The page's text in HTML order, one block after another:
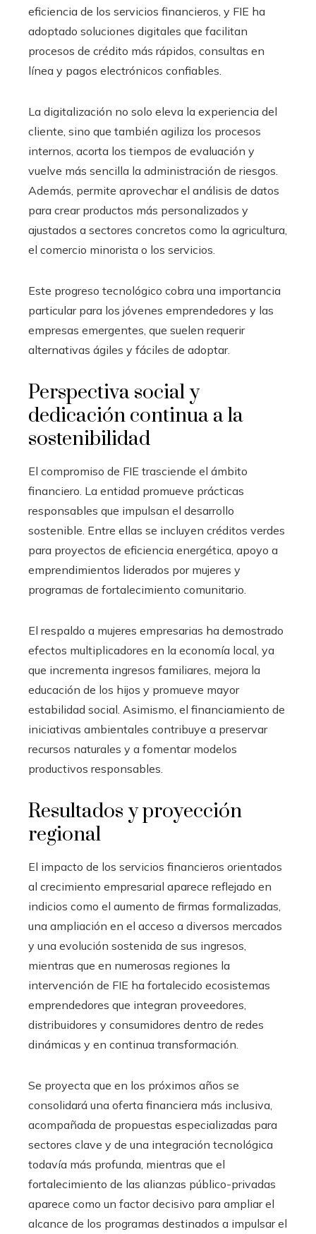
eficiencia de los servicios financieros, y FIE ha
adoptado soluciones digitales que facilitan
procesos de crédito más rápidos, consultas en
línea y pagos electrónicos confiables.
La digitalización no solo eleva la experiencia del
cliente, sino que también agiliza los procesos
internos, acorta los tiempos de evaluación y
vuelve más sencilla la administración de riesgos.
Además, permite aprovechar el análisis de datos
para crear productos más personalizados y
ajustados a sectores concretos como la agricultura,
el comercio minorista o los servicios.
Este progreso tecnológico cobra una importancia
particular para los jóvenes emprendedores y las
empresas emergentes, que suelen requerir
alternativas ágiles y fáciles de adoptar.
Perspectiva social y
dedicación continua a la
sostenibilidad
El compromiso de FIE trasciende el ámbito
financiero. La entidad promueve prácticas
responsables que impulsan el desarrollo
sostenible. Entre ellas se incluyen créditos verdes
para proyectos de eficiencia energética, apoyo a
emprendimientos liderados por mujeres y
programas de fortalecimiento comunitario.
El respaldo a mujeres empresarias ha demostrado
efectos multiplicadores en la economía local, ya
que incrementa ingresos familiares, mejora la
educación de los hijos y promueve mayor
estabilidad social. Asimismo, el financiamiento de
iniciativas ambientales contribuye a preservar
recursos naturales y a fomentar modelos
productivos responsables.
Resultados y proyección
regional
El impacto de los servicios financieros orientados
al crecimiento empresarial aparece reflejado en
indicios como el aumento de firmas formalizadas,
una ampliación en el acceso a diversos mercados
y una evolución sostenida de sus ingresos,
mientras que en numerosas regiones la
intervención de FIE ha fortalecido ecosistemas
emprendedores que integran proveedores,
distribuidores y consumidores dentro de redes
dinámicas y en continua transformación.
Se proyecta que en los próximos años se
consolidará una oferta financiera más inclusiva,
acompañada de propuestas especializadas para
sectores clave y de una integración tecnológica
todavía más profunda, mientras que el
fortalecimiento de las alianzas público-privadas
aparece como un factor decisivo para ampliar el
alcance de los programas destinados a impulsar el